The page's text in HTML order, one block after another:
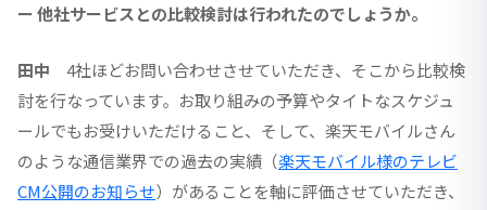
ー 他社サービスとの比較検討は行われたのでしょうか。
田中 4社ほどお問い合わせさせていただき、そこから比較検
討を行なっています。お取り組みの予算やタイトなスケジュ
ールでもお受けいただけること、そして、楽天モバイルさん
のような通信業界での過去の実績（楽天モバイル様のテレビ
CM公開のお知らせ）があることを軸に評価させていただき、